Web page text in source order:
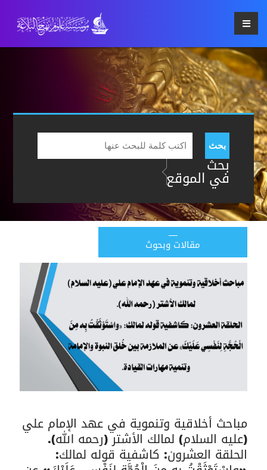
بحث
بحث
في الموقع
مقالات وبحوث
مباحث أخلاقية وتنموية في عهد الإمام علي
(عليه السلام) لمالك الأشتر (رحمه الله).
الحلقة العشرون: كاشفية قوله لمالك: